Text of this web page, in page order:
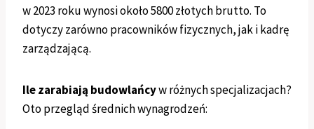
w 2023 roku wynosi około 5800 złotych brutto. To
dotyczy zarówno pracowników fizycznych, jak i kadrę
zarządzającą.
Ile zarabiają budowlańcyw różnych specjalizacjach?
Oto przegląd średnich wynagrodzeń: